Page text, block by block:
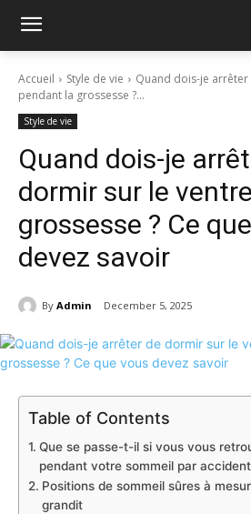
Accueil Style de vie
Quand dois-je
pendant la grossesse ?...
Style de vie
Quand dois-je
dormir sur le
grossesse ? Ce
devez savoir
By Admin December 5, 2025
Table of Contents
Que se passe-t-il si vous vous
pendant votre sommeil par
Positions de sommeil sûres à
grandit